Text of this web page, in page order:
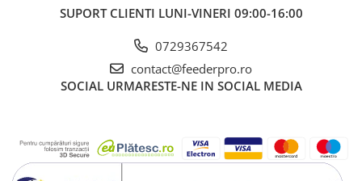
SUPORT CLIENTI LUNI-VINERI 09:00-16:00
0729367542
contact@feederpro.ro
SOCIAL URMARESTE-NE IN SOCIAL MEDIA